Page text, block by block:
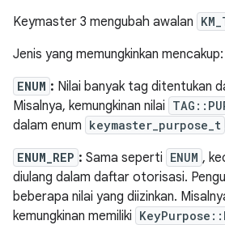
Keymaster 3 mengubah awalan
Jenis yang memungkinkan mencakup:
ENUM : Nilai banyak tag ditentukan
Misalnya, kemungkinan nilai
dalam enum keymaster_purpose_t
ENUM_REP : Sama seperti ENUM ,
diulang dalam daftar otorisasi.
beberapa nilai yang diizinkan.
kemungkinan memiliki